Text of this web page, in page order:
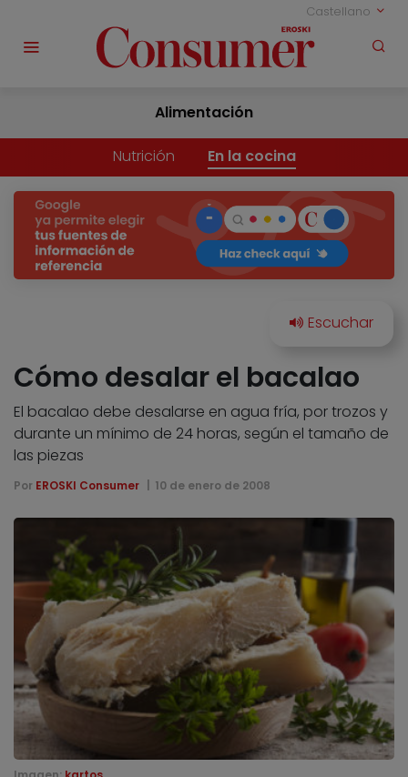
Castellano
Alimentación
Nutrición En la cocina
Cómo desalar el bacalao
El bacalao debe desalarse en agua fría, por trozos y
durante un mínimo de 24 horas, según el tamaño de
las piezas
Por EROSKI Consumer 10 de enero de 2008